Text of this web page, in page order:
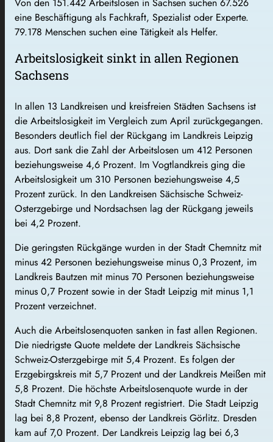
eine Beschäftigung als Fachkraft, Spezialist oder Experte.
79.178 Menschen suchen eine Tätigkeit als Helfer.
Arbeitslosigkeit sinkt in allen Regionen
Sachsens
In allen 13 Landkreisen und kreisfreien Städten Sachsens ist
die Arbeitslosigkeit im Vergleich zum April zurückgegangen.
Besonders deutlich fiel der Rückgang im Landkreis Leipzig
aus. Dort sank die Zahl der Arbeitslosen um 412 Personen
beziehungsweise 4,6 Prozent. Im Vogtlandkreis ging die
Arbeitslosigkeit um 310 Personen beziehungsweise 4,5
Prozent zurück. In den Landkreisen Sächsische Schweiz-
Osterzgebirge und Nordsachsen lag der Rückgang jeweils
bei 4,2 Prozent.
Die geringsten Rückgänge wurden in der Stadt Chemnitz mit
minus 42 Personen beziehungsweise minus 0,3 Prozent, im
Landkreis Bautzen mit minus 70 Personen beziehungsweise
minus 0,7 Prozent sowie in der Stadt Leipzig mit minus 1,1
Prozent verzeichnet.
Auch die Arbeitslosenquoten sanken in fast allen Regionen.
Die niedrigste Quote meldete der Landkreis Sächsische
Schweiz-Osterzgebirge mit 5,4 Prozent. Es folgen der
Erzgebirgskreis mit 5,7 Prozent und der Landkreis Meißen mit
5,8 Prozent. Die höchste Arbeitslosenquote wurde in der
Stadt Chemnitz mit 9,8 Prozent registriert. Die Stadt Leipzig
lag bei 8,8 Prozent, ebenso der Landkreis Görlitz. Dresden
kam auf 7,0 Prozent. Der Landkreis Leipzig lag bei 6,3